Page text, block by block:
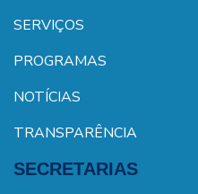
SERVIÇOS
PROGRAMAS
NOTÍCIAS
TRANSPARÊNCIA
SECRETARIAS